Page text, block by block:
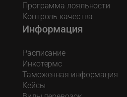
Программа лояльности
Контроль качества
Информация
Расписание
Инкотермс
Таможенная информация
Кейсы